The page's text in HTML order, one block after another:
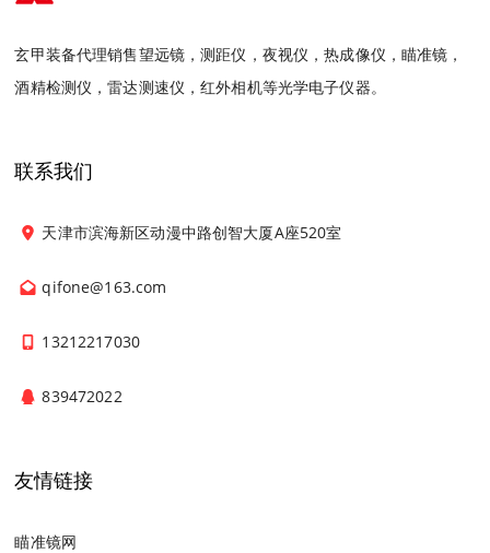
玄甲装备代理销售望远镜，测距仪，夜视仪，热成像仪，瞄准镜，
酒精检测仪，雷达测速仪，红外相机等光学电子仪器。
联系我们
天津市滨海新区动漫中路创智大厦A座520室
qifone@163.com
13212217030
839472022
友情链接
瞄准镜网